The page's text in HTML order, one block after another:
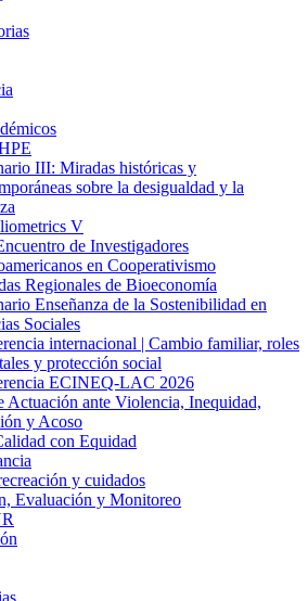
III: Miradas históricas y
sobre la desigualdad y la
V
de Investigadores
en Cooperativismo
Regionales de Bioeconomía
Enseñanza de la Sostenibilidad en
Sociales
internacional | Cambio familiar, roles
y protección social
ECINEQ-LAC 2026
Actuación ante Violencia, Inequidad,
y Acoso
con Equidad
y cuidados
Evaluación y Monitoreo